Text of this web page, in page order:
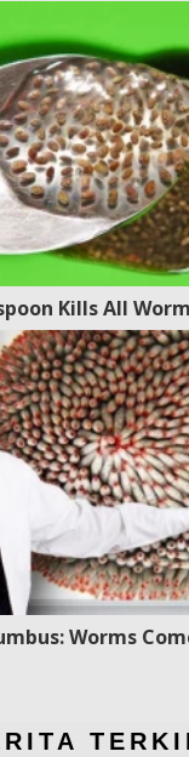
Kills All
Worms